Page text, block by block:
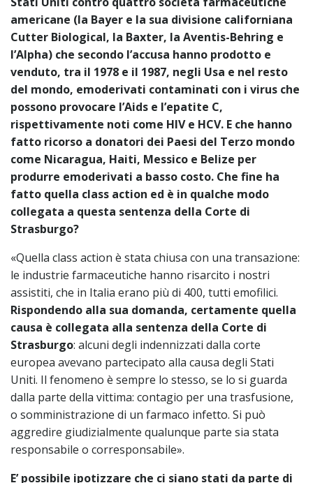
americane (la Bayer e la sua divisione californiana
Cutter Biological, la Baxter, la Aventis-Behring e
l’Alpha) che secondo l’accusa hanno prodotto e
venduto, tra il 1978 e il 1987, negli Usa e nel resto
del mondo, emoderivati contaminati con i virus che
possono provocare l’Aids e l’epatite C,
rispettivamente noti come HIV e HCV. E che hanno
fatto ricorso a donatori dei Paesi del Terzo mondo
come Nicaragua, Haiti, Messico e Belize per
produrre emoderivati a basso costo. Che fine ha
fatto quella class action ed è in qualche modo
collegata a questa sentenza della Corte di
Strasburgo?
«Quella class action è stata chiusa con una transazione:
le industrie farmaceutiche hanno risarcito i nostri
assistiti, che in Italia erano più di 400, tutti emofilici.
Rispondendo alla sua domanda, certamente quella
causa è collegata alla sentenza della Corte di
Strasburgo: alcuni degli indennizzati dalla corte
europea avevano partecipato alla causa degli Stati
Uniti. Il fenomeno è sempre lo stesso, se lo si guarda
dalla parte della vittima: contagio per una trasfusione,
o somministrazione di un farmaco infetto. Si può
aggredire giudizialmente qualunque parte sia stata
responsabile o corresponsabile».
E’ possibile ipotizzare che ci siano stati da parte di